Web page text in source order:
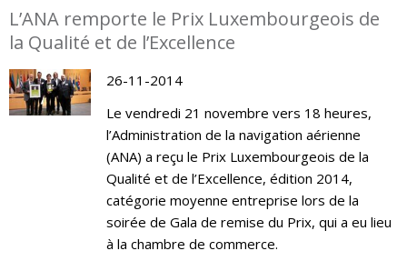
L’ANA remporte le Prix Luxembourgeois de
la Qualité et de l’Excellence
26-11-2014
Le vendredi 21 novembre vers 18 heures,
l’Administration de la navigation aérienne
(ANA) a reçu le Prix Luxembourgeois de la
Qualité et de l’Excellence, édition 2014,
catégorie moyenne entreprise lors de la
soirée de Gala de remise du Prix, qui a eu lieu
à la chambre de commerce.